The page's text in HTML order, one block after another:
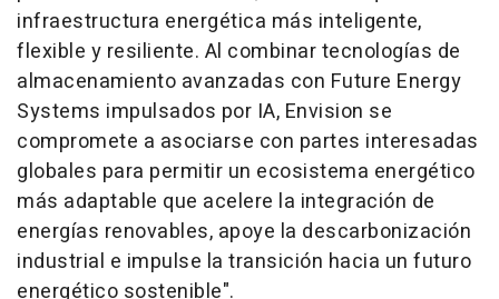
infraestructura energética más inteligente,
flexible y resiliente. Al combinar tecnologías de
almacenamiento avanzadas con Future Energy
Systems impulsados por IA, Envision se
compromete a asociarse con partes interesadas
globales para permitir un ecosistema energético
más adaptable que acelere la integración de
energías renovables, apoye la descarbonización
industrial e impulse la transición hacia un futuro
energético sostenible".